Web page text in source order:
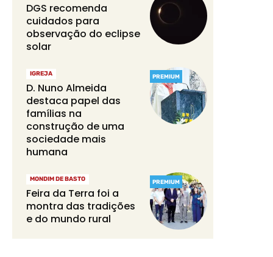
DGS recomenda
cuidados para
observação do eclipse
solar
PREMIUM
IGREJA
D. Nuno Almeida
destaca papel das
famílias na
construção de uma
sociedade mais
humana
PREMIUM
MONDIM DE BASTO
Feira da Terra foi a
montra das tradições
e do mundo rural